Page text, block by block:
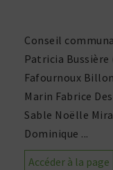
Conseil
Patricia
Fafournoux
Marin Fabrice
Sable Noëlle
Dominique ...
Accéder à la page